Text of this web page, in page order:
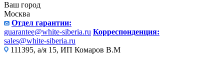
Ваш город
Москва
Отдел гарантии:
guarantee@white-siberia.ru Корреспонденция:
sales@white-siberia.ru
111395, а/я 15, ИП Комаров В.М